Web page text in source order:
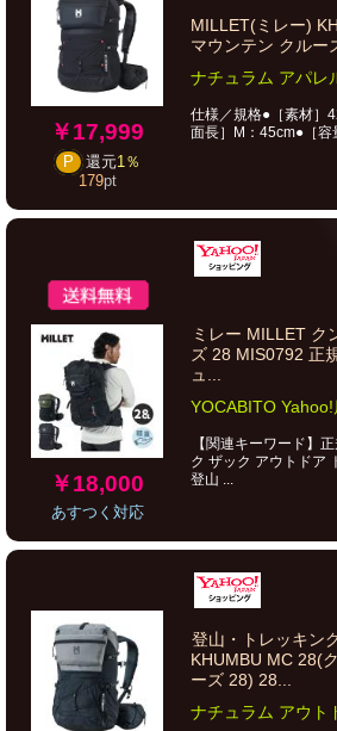
￥17,999
P 還元1％
179pt
MILLET(ミレー)
マウンテン クルー
ナチュラム アパレ
仕様／規格●［素材］
面長］M：45cm●［
￥18,000
あすつく対応
ミレー MILLET ク
ズ 28 MIS0792 正
ュ...
YOCABITO Yahoo!
【関連キーワード】
ク ザック アウトドア
登山 ...
登山・トレッキン
KHUMBU MC 28(
ーズ 28) 28...
ナチュラム アウト